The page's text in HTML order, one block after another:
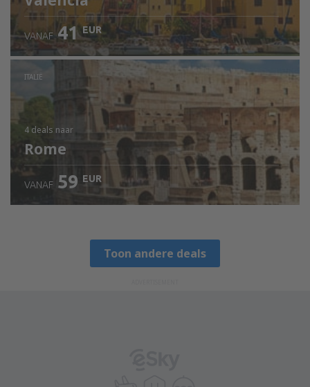
VANAF 41 EUR
ITALIË
4 deals naar
Rome
VANAF 59 EUR
Toon andere deals